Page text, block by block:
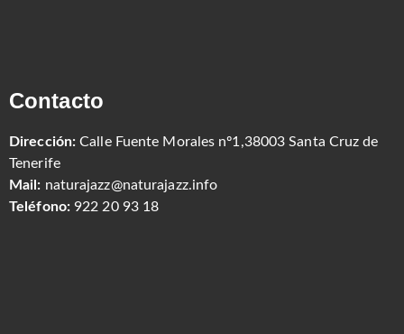
Contacto
Dirección: Calle Fuente Morales nº1,38003 Santa Cruz de
Tenerife
Mail: naturajazz@naturajazz.info
Teléfono: 922 20 93 18